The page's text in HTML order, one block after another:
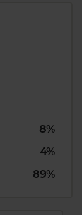
8%
4%
89%